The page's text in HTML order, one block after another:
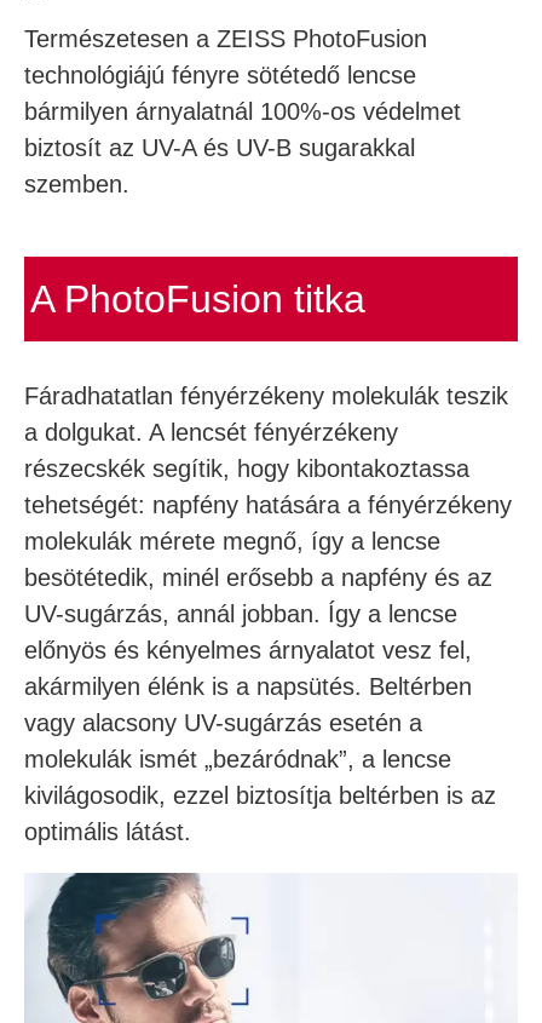
Természetesen a ZEISS PhotoFusion
technológiájú fényre sötétedő lencse
bármilyen árnyalatnál 100%-os védelmet
biztosít az UV-A és UV-B sugarakkal
szemben.
A PhotoFusion titka
Fáradhatatlan fényérzékeny molekulák teszik
a dolgukat. A lencsét fényérzékeny
részecskék segítik, hogy kibontakoztassa
tehetségét: napfény hatására a fényérzékeny
molekulák mérete megnő, így a lencse
besötétedik, minél erősebb a napfény és az
UV-sugárzás, annál jobban. Így a lencse
előnyös és kényelmes árnyalatot vesz fel,
akármilyen élénk is a napsütés. Beltérben
vagy alacsony UV-sugárzás esetén a
molekulák ismét „bezáródnak”, a lencse
kivilágosodik, ezzel biztosítja beltérben is az
optimális látást.